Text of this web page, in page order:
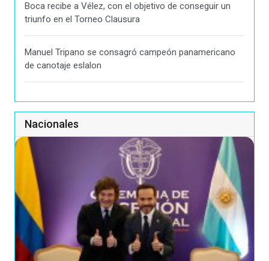
Boca recibe a Vélez, con el objetivo de conseguir un
triunfo en el Torneo Clausura
Manuel Tripano se consagró campeón panamericano
de canotaje eslalon
Nacionales